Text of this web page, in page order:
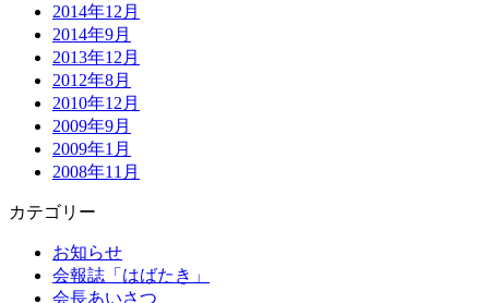
2014年12月
2014年9月
2013年12月
2012年8月
2010年12月
2009年9月
2009年1月
2008年11月
カテゴリー
お知らせ
会報誌「はばたき」
会長あいさつ